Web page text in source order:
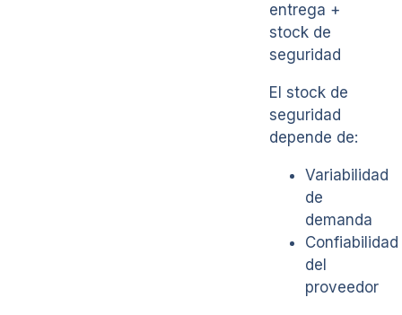
entrega +
stock de
seguridad
El stock de
seguridad
depende de:
Variabilidad
de
demanda
Confiabilidad
del
proveedor